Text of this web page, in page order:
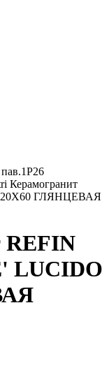
Керамогранит
20X60 ГЛЯНЦЕВАЯ
REFIN
LUCIDO